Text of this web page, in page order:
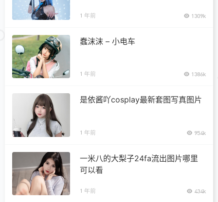
1 年前 1309k
蠢沫沫 – 小电车
1 年前 1386k
是依酱吖cosplay最新套图写真图片
1 年前 954k
一米八的大梨子24fa流出图片哪里
可以看
1 年前 434k